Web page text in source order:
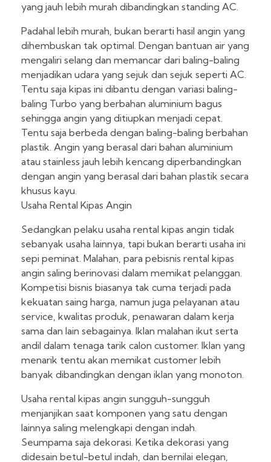
yang jauh lebih murah dibandingkan standing AC.
Padahal lebih murah, bukan berarti hasil angin yang
dihembuskan tak optimal. Dengan bantuan air yang
mengaliri selang dan memancar dari baling-baling
menjadikan udara yang sejuk dan sejuk seperti AC.
Tentu saja kipas ini dibantu dengan variasi baling-
baling Turbo yang berbahan aluminium bagus
sehingga angin yang ditiupkan menjadi cepat.
Tentu saja berbeda dengan baling-baling berbahan
plastik. Angin yang berasal dari bahan aluminium
atau stainless jauh lebih kencang diperbandingkan
dengan angin yang berasal dari bahan plastik secara
khusus kayu.
Usaha Rental Kipas Angin
Sedangkan pelaku usaha rental kipas angin tidak
sebanyak usaha lainnya, tapi bukan berarti usaha ini
sepi peminat. Malahan, para pebisnis rental kipas
angin saling berinovasi dalam memikat pelanggan.
Kompetisi bisnis biasanya tak cuma terjadi pada
kekuatan saing harga, namun juga pelayanan atau
service, kwalitas produk, penawaran dalam kerja
sama dan lain sebagainya. Iklan malahan ikut serta
andil dalam tenaga tarik calon customer. Iklan yang
menarik tentu akan memikat customer lebih
banyak dibandingkan dengan iklan yang monoton.
Usaha rental kipas angin sungguh-sungguh
menjanjikan saat komponen yang satu dengan
lainnya saling melengkapi dengan indah.
Seumpama saja dekorasi. Ketika dekorasi yang
didesain betul-betul indah, dan bernilai elegan,